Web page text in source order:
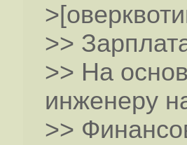
>>
>> На
инженеру
>>